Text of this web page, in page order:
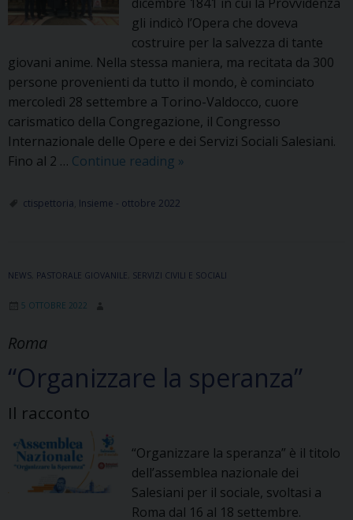
gli indicò l’Opera che doveva
costruire per la salvezza di tante
giovani anime. Nella stessa maniera, ma recitata da 300
persone provenienti da tutto il mondo, è cominciato
mercoledì 28 settembre a Torino-Valdocco, cuore
carismatico della Congregazione, il Congresso
Internazionale delle Opere e dei Servizi Sociali Salesiani.
Fino al 2 … Continue reading Un
da
»
ctispettoria Insieme - ottobre 2022
NEWS PASTORALE GIOVANILE SERVIZI CIVILI E SOCIALI
5 OTTOBRE 2022
Roma
“Organizzare la speranza”
Il racconto
“Organizzare la speranza” è il titolo
dell’assemblea nazionale dei
Salesiani per il sociale, svoltasi a
Roma dal 16 al 18 settembre.